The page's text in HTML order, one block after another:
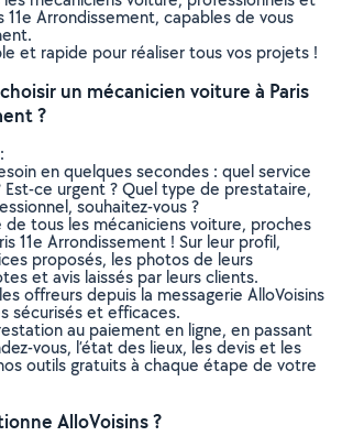
11e Arrondissement, capables de vous
et rapide pour réaliser tous vos projets !
un mécanicien voiture à Paris
?
en quelques secondes : quel service
Est-ce urgent ? Quel type de prestataire,
souhaitez-vous ?
de tous les mécaniciens voiture, proches
11e Arrondissement ! Sur leur profil,
proposés, les photos de leurs
et avis laissés par leurs clients.
offreurs depuis la messagerie AlloVoisins
sécurisés et efficaces.
au paiement en ligne, en passant
vous, l’état des lieux, les devis et les
outils gratuits à chaque étape de votre
AlloVoisins ?